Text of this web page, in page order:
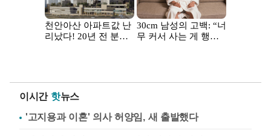
이시간 핫뉴스
'고지용과 이혼' 의사 허양임, 새 출발했다